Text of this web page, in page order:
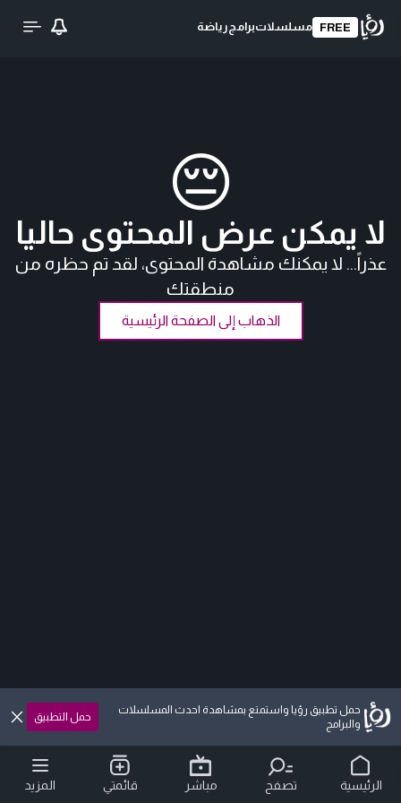
FREE مسلسلاتبرامج رياضة
😔
لا يمكن عرض المحتوى حاليا
عذراً... لا يمكنك مشاهدة المحتوى، لقد تم حظره من
منطقتك
الذهاب إلى الصفحة الرئيسية
حمل تطبيق رؤيا واستمتع بمشاهدة احدث المسلسلات
والبرامج
حمل التطبيق
الرئيسية تصفح مباشر قائمتي المزيد